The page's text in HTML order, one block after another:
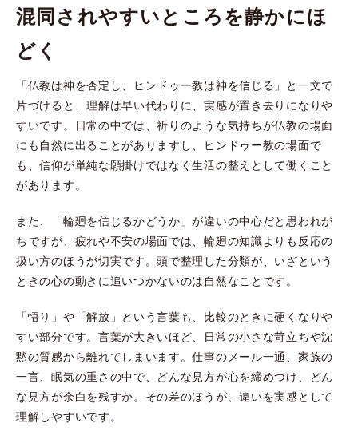
混同されやすいところを静かにほ
どく
「仏教は神を否定し、ヒンドゥー教は神を信じる」と一文で
片づけると、理解は早い代わりに、実感が置き去りになりや
すいです。日常の中では、祈りのような気持ちが仏教の場面
にも自然に出ることがありますし、ヒンドゥー教の場面で
も、信仰が単純な願掛けではなく生活の整えとして働くこと
があります。
また、「輪廻を信じるかどうか」が違いの中心だと思われが
ちですが、疲れや不安の場面では、輪廻の知識よりも反応の
扱い方のほうが切実です。頭で整理した分類が、いざという
ときの心の動きに追いつかないのは自然なことです。
「悟り」や「解放」という言葉も、比較のときに硬くなりや
すい部分です。言葉が大きいほど、日常の小さな苛立ちや沈
黙の質感から離れてしまいます。仕事のメール一通、家族の
一言、眠気の重さの中で、どんな見方が心を締めつけ、どん
な見方が余白を残すか。その差のほうが、違いを実感として
理解しやすいです。